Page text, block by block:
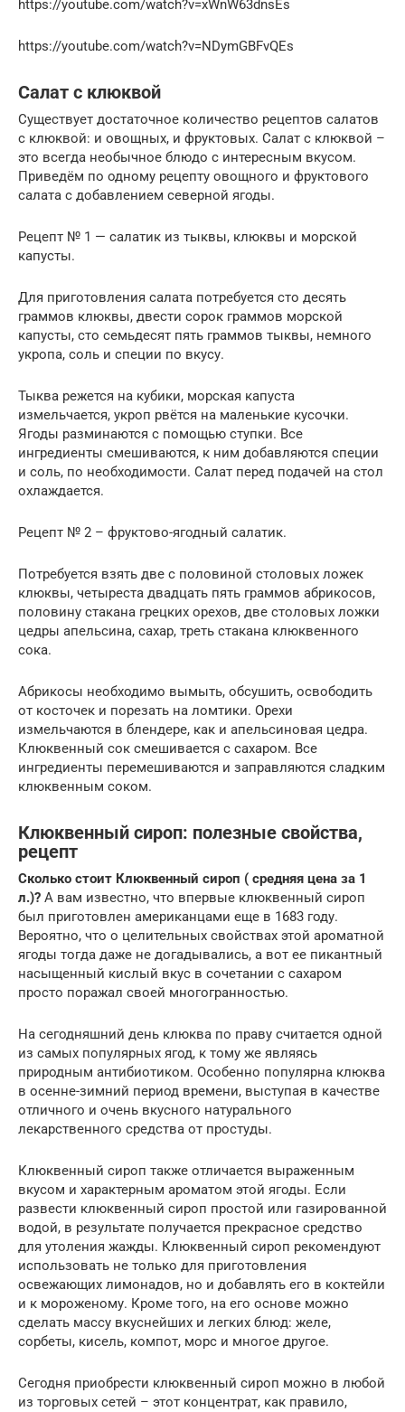
https://youtube.com/watch?v=xWnW63dnsEs
https://youtube.com/watch?v=NDymGBFvQEs
Салат с клюквой
Существует достаточное количество рецептов салатов
с клюквой: и овощных, и фруктовых. Салат с клюквой –
это всегда необычное блюдо с интересным вкусом.
Приведём по одному рецепту овощного и фруктового
салата с добавлением северной ягоды.
Рецепт № 1 — салатик из тыквы, клюквы и морской
капусты.
Для приготовления салата потребуется сто десять
граммов клюквы, двести сорок граммов морской
капусты, сто семьдесят пять граммов тыквы, немного
укропа, соль и специи по вкусу.
Тыква режется на кубики, морская капуста
измельчается, укроп рвётся на маленькие кусочки.
Ягоды разминаются с помощью ступки. Все
ингредиенты смешиваются, к ним добавляются специи
и соль, по необходимости. Салат перед подачей на стол
охлаждается.
Рецепт № 2 – фруктово-ягодный салатик.
Потребуется взять две с половиной столовых ложек
клюквы, четыреста двадцать пять граммов абрикосов,
половину стакана грецких орехов, две столовых ложки
цедры апельсина, сахар, треть стакана клюквенного
сока.
Абрикосы необходимо вымыть, обсушить, освободить
от косточек и порезать на ломтики. Орехи
измельчаются в блендере, как и апельсиновая цедра.
Клюквенный сок смешивается с сахаром. Все
ингредиенты перемешиваются и заправляются сладким
клюквенным соком.
Клюквенный сироп: полезные свойства,
рецепт
Сколько стоит Клюквенный сироп ( средняя цена за 1
л.)? А вам известно, что впервые клюквенный сироп
был приготовлен американцами еще в 1683 году.
Вероятно, что о целительных свойствах этой ароматной
ягоды тогда даже не догадывались, а вот ее пикантный
насыщенный кислый вкус в сочетании с сахаром
просто поражал своей многогранностью.
На сегодняшний день клюква по праву считается одной
из самых популярных ягод, к тому же являясь
природным антибиотиком. Особенно популярна клюква
в осенне-зимний период времени, выступая в качестве
отличного и очень вкусного натурального
лекарственного средства от простуды.
Клюквенный сироп также отличается выраженным
вкусом и характерным ароматом этой ягоды. Если
развести клюквенный сироп простой или газированной
водой, в результате получается прекрасное средство
для утоления жажды. Клюквенный сироп рекомендуют
использовать не только для приготовления
освежающих лимонадов, но и добавлять его в коктейли
и к мороженому. Кроме того, на его основе можно
сделать массу вкуснейших и легких блюд: желе,
сорбеты, кисель, компот, морс и многое другое.
Сегодня приобрести клюквенный сироп можно в любой
из торговых сетей – этот концентрат, как правило,